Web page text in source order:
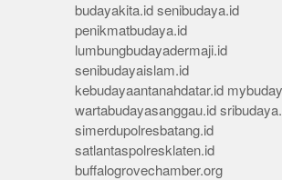
budayakita.id senibudaya.id
penikmatbudaya.id
lumbungbudayadermaji.id
senibudayaislam.id
kebudayaantanahdatar.id
wartabudayasanggau.id
simerdupolresbatang.id
satlantaspolresklaten.id
buffalogrovechamber.org